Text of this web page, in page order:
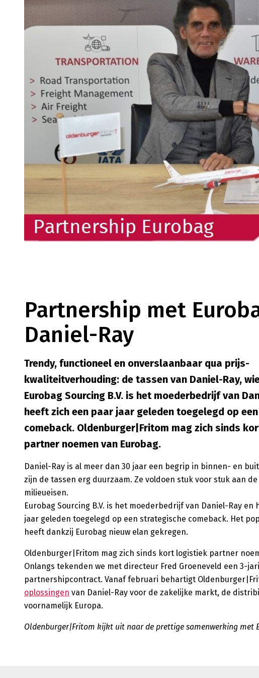
Partnership met
Daniel-Ray
Trendy, functioneel en onverslaanbaar qua prijs-
kwaliteitverhouding: de tassen van Daniel-Ray,
Eurobag Sourcing B.V. is het moederbedrijf van
heeft zich een paar jaar geleden toegelegd op
comeback. Oldenburger|Fritom mag zich sinds
partner noemen van Eurobag.
Daniel-Ray is al meer dan 30 jaar een begrip in binnen- en
zijn de tassen erg duurzaam. Ze voldoen stuk voor stuk aan
milieueisen.
Eurobag Sourcing B.V. is het moederbedrijf van Daniel-Ray en
jaar geleden toegelegd op een strategische comeback. Het
heeft dankzij Eurobag nieuw elan gekregen.
Oldenburger|Fritom mag zich sinds kort logistiek partner
Onlangs tekenden we met directeur Fred Groeneveld een 3-
partnershipcontract. Vanaf februari behartigt
oplossingen van Daniel-Ray voor de zakelijke markt, de
voornamelijk Europa.
Oldenburger|Fritom kijkt uit naar de prettige samenwerking met